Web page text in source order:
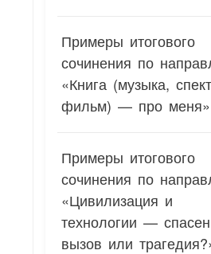
Примеры итогового
сочинения по
«Книга (музыка,
фильм) — про меня»
Примеры итогового
сочинения по
«Цивилизация и
технологии —
вызов или